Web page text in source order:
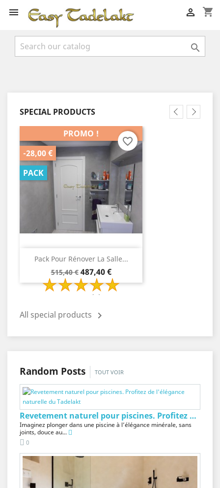
 shopping_cart


SPECIAL PRODUCTS
Pack Pour Rénover La Salle...
Prix
de
base
515,40 € Prix
487,40 €
2 Review(s)
PROMO !
-28,00 €
PACK
favorite_border
All special products 
Random Posts TOUT VOIR
Revetement naturel pour piscines. Profitez de...
Imaginez plonger dans une piscine à l’élégance minérale, sans
joints, douce au...
0